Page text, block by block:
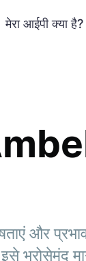
मेरा आईपी क्या है?
और
भरोसेमंद